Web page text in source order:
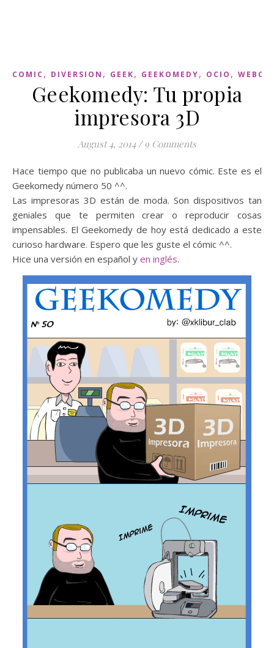
COMIC , DIVERSION , GEEK, GEEKOMEDY, OCIO ,
Geekomedy: Tu propia
impresora 3D
August 4, 2014 / 9 Comments
Hace tiempo que no publicaba un nuevo cómic. Este es el
Geekomedy número 50 ^^.
Las impresoras 3D están de moda. Son dispositivos tan
geniales que te permiten crear o reproducir cosas
impensables. El Geekomedy de hoy está dedicado a este
curioso hardware. Espero que les guste el cómic ^^.
Hice una versión en español y en inglés.